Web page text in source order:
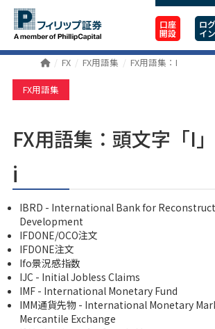
口座
開設
ログ
イン
FX FX用語集 FX用語集：I
FX用語集
FX用語集：頭文字「I」
i
IBRD - International Bank for
Development
IFDONE/OCO注文
IFDONE注文
Ifo景況感指数
IJC - Initial Jobless Claims
IMF - International Monetary Fund
IMM通貨先物 - International Monetary
Mercantile Exchange